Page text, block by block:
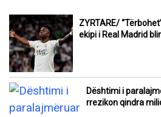
ZYRTARE/
ekipi i Real Madrid
Dështimi i
rrezikon qindra